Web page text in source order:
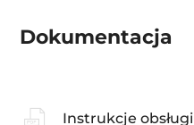
Dokumentacja
Instrukcje obsługi